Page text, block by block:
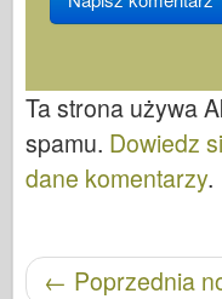
Ta strona używa
spamu. Dowiedz
dane komentarzy.
← Poprzednia